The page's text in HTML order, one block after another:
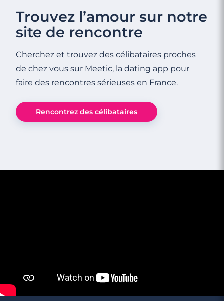
Trouvez l’amour sur notre
site de rencontre
Cherchez et trouvez des célibataires proches
de chez vous sur Meetic, la dating app pour
faire des rencontres sérieuses en France.
Rencontrez des célibataires